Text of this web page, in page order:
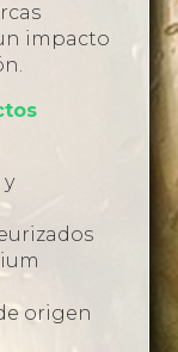
impacto
origen